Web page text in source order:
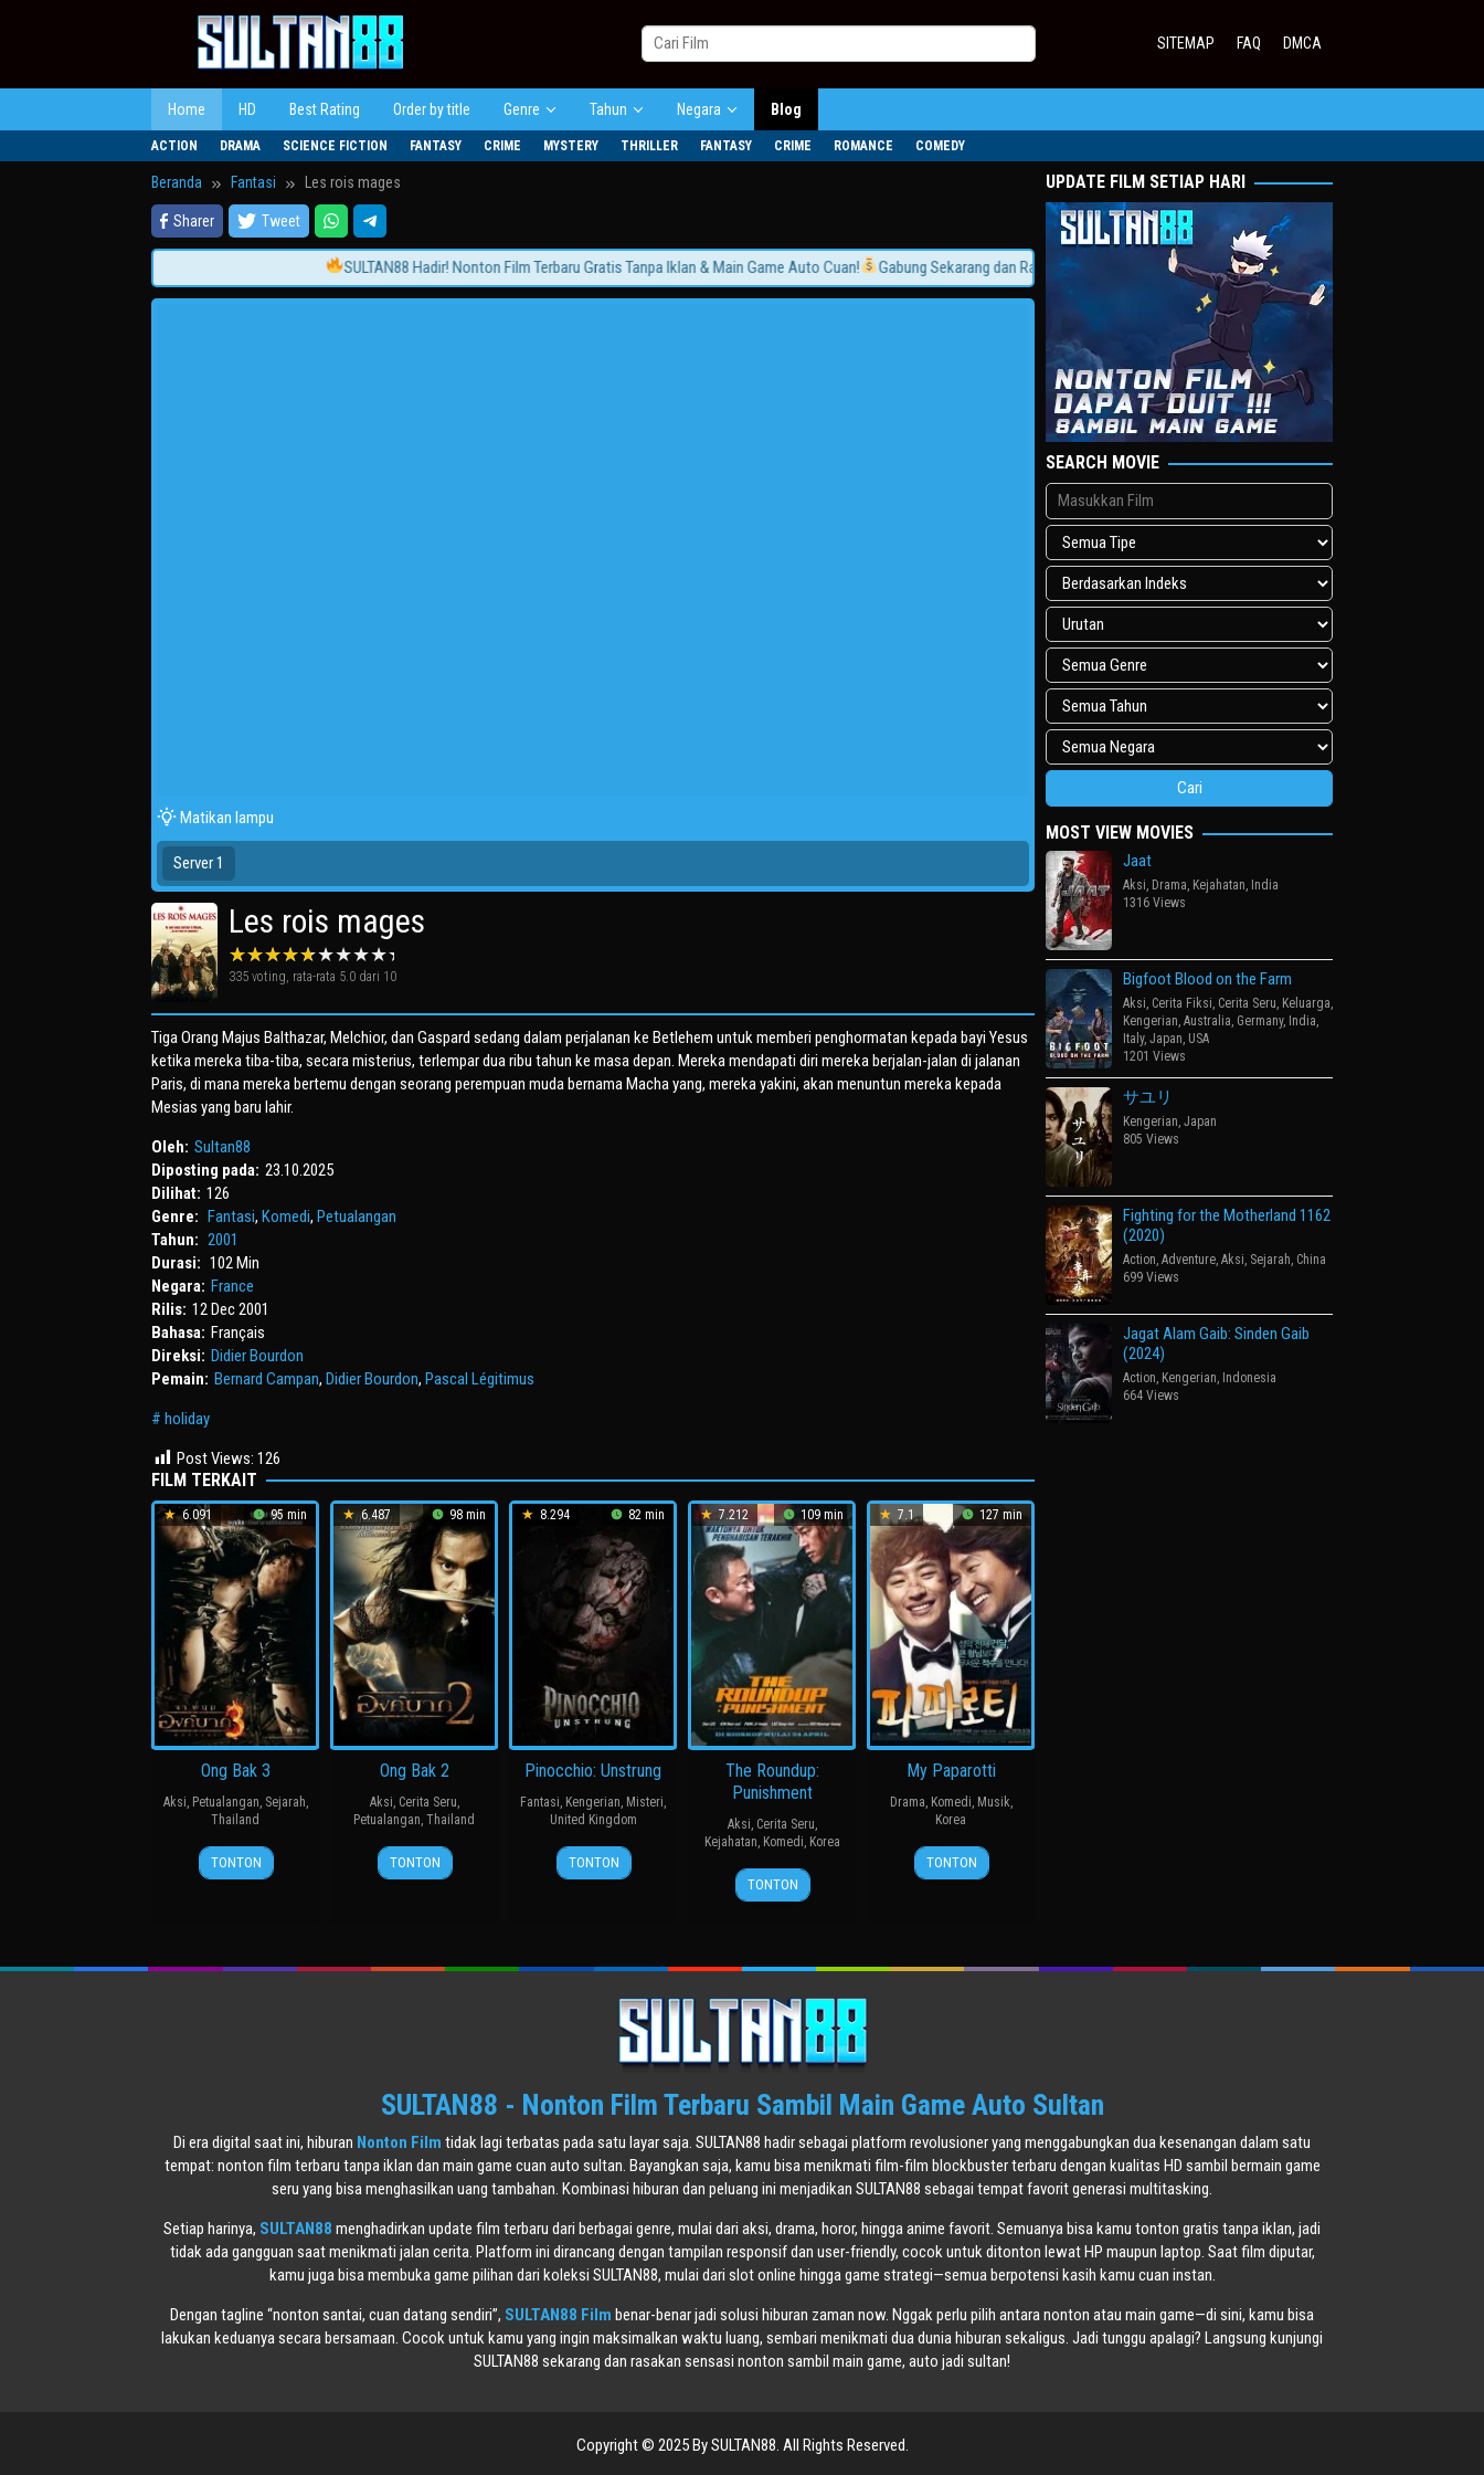
SITEMAP FAQ DMCA
Home HD Best Rating Order by title Genre Tahun Negara Blog
ACTION DRAMA SCIENCE FICTION FANTASY CRIME MYSTERY THRILLER FANTASY CRIME ROMANCE COMEDY
Beranda Fantasi Les rois mages
Sharer Tweet
SULTAN88 Hadir! Nonton Film Terbaru Gratis Tanpa Iklan & Main Game Auto Cuan! Gabung Sekarang dan Rasakan Sensasi Jadi Sultan!
Matikan lampu
Server 1
Les rois mages
335 voting, rata-rata 5.0 dari 10
Tiga Orang Majus Balthazar, Melchior, dan Gaspard sedang dalam perjalanan ke Betlehem untuk memberi penghormatan kepada bayi Yesus
ketika mereka tiba-tiba, secara misterius, terlempar dua ribu tahun ke masa depan. Mereka mendapati diri mereka berjalan-jalan di jalanan
Paris, di mana mereka bertemu dengan seorang perempuan muda bernama Macha yang, mereka yakini, akan menuntun mereka kepada
Mesias yang baru lahir.
Oleh: Sultan88
Diposting pada: 23.10.2025
Dilihat: 126
Genre: Fantasi, Komedi, Petualangan
Tahun: 2001
Durasi: 102 Min
Negara: France
Rilis: 12 Dec 2001
Bahasa: Français
Direksi: Didier Bourdon
Pemain: Bernard Campan, Didier Bourdon, Pascal Légitimus
holiday
Post Views: 126
FILM TERKAIT
6.091 95 min
Ong Bak 3
Aksi Petualangan Sejarah
Thailand
5
May
Tony
Jaa
TONTON
6.487 98 min
Ong Bak 2
Aksi Cerita Seru
Petualangan Thailand
4
Dec
Tony
Jaa
TONTON
8.294 82 min
Pinocchio: Unstrung
Fantasi Kengerian Misteri
United Kingdom
22
Jul
Rhys
Frake-
TONTON
7.212 109 min
The Roundup:
Punishment
Aksi Cerita Seru
Kejahatan Komedi Korea
24
Apr
허
명
TONTON
7.1 127 min
My Paparotti
Drama Komedi Musik
Korea
14
Mar
윤
종
TONTON
UPDATE FILM SETIAP HARI
SEARCH MOVIE
MOST VIEW MOVIES
Jaat
Aksi, Drama, Kejahatan, India
1316 Views
Bigfoot Blood on the Farm
Aksi, Cerita Fiksi, Cerita Seru, Keluarga,
Kengerian, Australia, Germany, India,
Italy, Japan, USA
1201 Views
サユリ
Kengerian, Japan
805 Views
Fighting for the Motherland 1162
(2020)
Action, Adventure, Aksi, Sejarah, China
699 Views
Jagat Alam Gaib: Sinden Gaib
(2024)
Action, Kengerian, Indonesia
664 Views
SULTAN88 - Nonton Film Terbaru Sambil Main Game Auto Sultan
Di era digital saat ini, hiburan Nonton Film tidak lagi terbatas pada satu layar saja. SULTAN88 hadir sebagai platform revolusioner yang menggabungkan dua kesenangan dalam satu
tempat: nonton film terbaru tanpa iklan dan main game cuan auto sultan. Bayangkan saja, kamu bisa menikmati film-film blockbuster terbaru dengan kualitas HD sambil bermain game
seru yang bisa menghasilkan uang tambahan. Kombinasi hiburan dan peluang ini menjadikan SULTAN88 sebagai tempat favorit generasi multitasking.
Setiap harinya, SULTAN88 menghadirkan update film terbaru dari berbagai genre, mulai dari aksi, drama, horor, hingga anime favorit. Semuanya bisa kamu tonton gratis tanpa iklan, jadi
tidak ada gangguan saat menikmati jalan cerita. Platform ini dirancang dengan tampilan responsif dan user-friendly, cocok untuk ditonton lewat HP maupun laptop. Saat film diputar,
kamu juga bisa membuka game pilihan dari koleksi SULTAN88, mulai dari slot online hingga game strategi—semua berpotensi kasih kamu cuan instan.
Dengan tagline “nonton santai, cuan datang sendiri”, SULTAN88 Film benar-benar jadi solusi hiburan zaman now. Nggak perlu pilih antara nonton atau main game—di sini, kamu bisa
lakukan keduanya secara bersamaan. Cocok untuk kamu yang ingin maksimalkan waktu luang, sembari menikmati dua dunia hiburan sekaligus. Jadi tunggu apalagi? Langsung kunjungi
SULTAN88 sekarang dan rasakan sensasi nonton sambil main game, auto jadi sultan!
Copyright © 2025 By SULTAN88. All Rights Reserved.